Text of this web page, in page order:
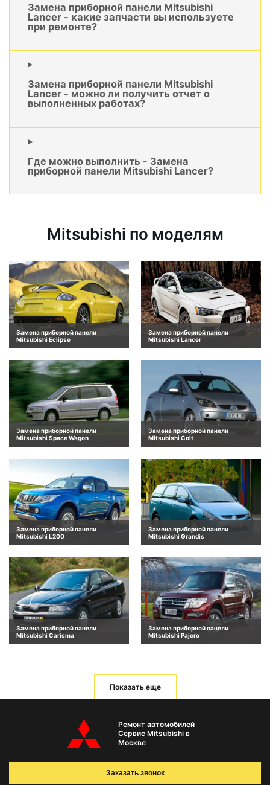
Замена приборной панели Mitsubishi
Lancer - какие запчасти вы используете
при ремонте?
Замена приборной панели Mitsubishi
Lancer - можно ли получить отчет о
выполненных работах?
Где можно выполнить - Замена
приборной панели Mitsubishi Lancer?
Mitsubishi по моделям
Замена приборной панели
Mitsubishi Eclipse
Замена приборной панели
Mitsubishi Lancer
Замена приборной панели
Mitsubishi Space Wagon
Замена приборной панели
Mitsubishi Colt
Замена приборной панели
Mitsubishi L200
Замена приборной панели
Mitsubishi Grandis
Замена приборной панели
Mitsubishi Carisma
Замена приборной панели
Mitsubishi Pajero
Показать еще
Ремонт автомобилей
Сервис Mitsubishi в
Москве
Заказать звонок